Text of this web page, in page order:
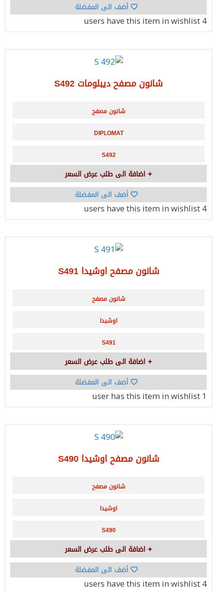
أضف الى المفضلة
4 users
have this item in wishlist
شانون مصفح ديبلومات S492
شانون مصفح
DIPLOMAT
S492
اضافة الى طلب عرض السعر
أضف الى المفضلة
4 users
have this item in wishlist
شانون مصفح اوشيدا S491
شانون مصفح
اوشيدا
S491
اضافة الى طلب عرض السعر
أضف الى المفضلة
1 user
has this item in wishlist
شانون مصفح اوشيدا S490
شانون مصفح
اوشيدا
S490
اضافة الى طلب عرض السعر
أضف الى المفضلة
4 users
have this item in wishlist